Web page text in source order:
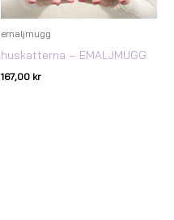
emaljmugg
huskatterna – EMALJMUGG
167,00 kr